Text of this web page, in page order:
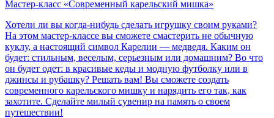
Мастер-класс «Современный карельский мишка»
Хотели ли вы когда-нибудь сделать игрушку своим руками?
На этом мастер-классе вы сможете смастерить не обычную
куклу, а настоящий символ Карелии — медведя. Каким он
будет: стильным, веселым, серьезным или домашним? Во что
он будет одет: в красивые кеды и модную футболку или в
джинсы и рубашку? Решать вам! Вы сможете создать
современного карельского мишку и нарядить его так, как
захотите. Сделайте милый сувенир на память о своем
путешествии!